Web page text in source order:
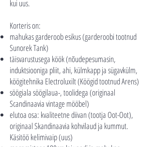
kui uus.
Korteris on:
mahukas garderoob esikus (garderoobi tootnud
Sunorek Tank)
täisvarustusega köök (nõudepesumasin,
induktsiooniga pliit, ahi, külmkapp ja sügavkülm,
köögitehnika Electroluxilt (Köögid tootnud Arens)
söögiala söögilaua-, toolidega (originaal
Scandinaavia vintage mööbel)
elutoa osa: kvaliteetne diivan (tootja Oot-Oot),
originaal Skandinaavia kohvilaud ja kummut.
Käsitöö kelimivaip (uus)